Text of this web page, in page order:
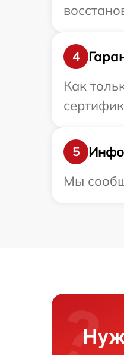
4
Как
5
Мы